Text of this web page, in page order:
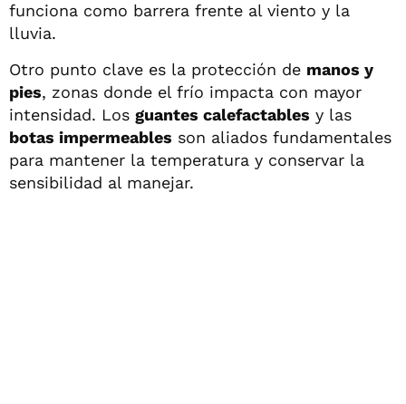
funciona como barrera frente al viento y la
lluvia.
Otro punto clave es la protección de manos y
pies, zonas donde el frío impacta con mayor
intensidad. Los guantes calefactables y las
botas impermeables son aliados fundamentales
para mantener la temperatura y conservar la
sensibilidad al manejar.